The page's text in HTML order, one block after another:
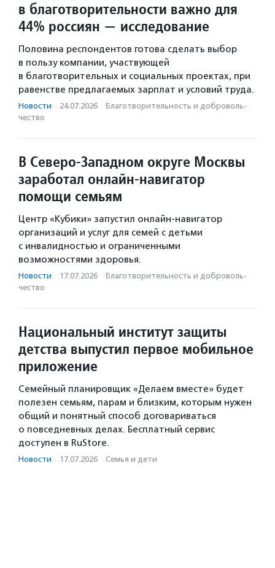
в благотворительности важно для
44% россиян — исследование
Половина респондентов готова сделать выбор
в пользу компании, участвующей
в благотворительных и социальных проектах, при
равенстве предлагаемых зарплат и условий труда.
Новости · 24.07.2026 · Благотвори­тель­ность и доброволь­
чест­во
В Северо-Западном округе Москвы
заработал онлайн-навигатор
помощи семьям
Центр «Кубики» запустил онлайн-навигатор
организаций и услуг для семей с детьми
с инвалидностью и ограниченными
возможностями здоровья.
Новости · 17.07.2026 · Благотвори­тель­ность и доброволь­
чест­во
Национальный институт защиты
детства выпустил первое мобильное
приложение
Семейный планировщик «Делаем вместе» будет
полезен семьям, парам и близким, которым нужен
общий и понятный способ договариваться
о повседневных делах. Бесплатный сервис
доступен в RuStore.
Новости · 17.07.2026 · Семья и дети